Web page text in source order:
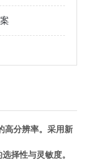
高分辨率。采用新
择性与灵敏度。